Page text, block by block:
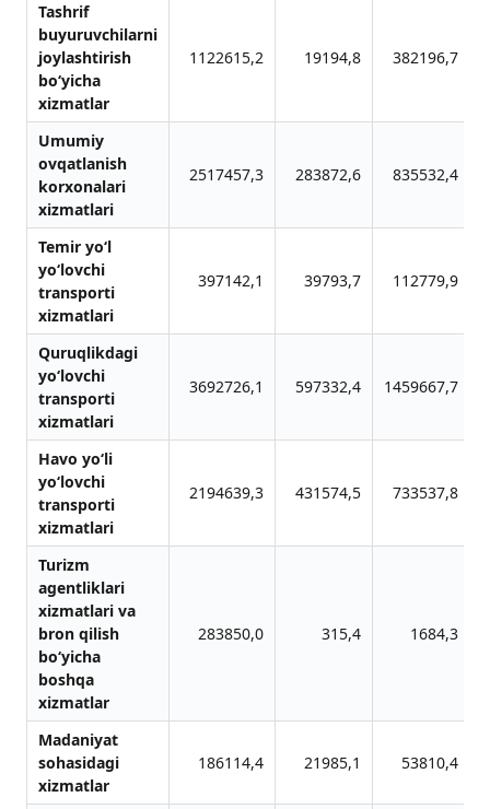
Tashrif
buyuruvchilarni
joylashtirish
bo‘yicha
xizmatlar
1122615,2 19194,8 382196,7
Umumiy
ovqatlanish
korxonalari
xizmatlari
2517457,3 283872,6 835532,4
Temir yo‘l
yo‘lovchi
transporti
xizmatlari
397142,1 39793,7 112779,9
Quruqlikdagi
yo‘lovchi
transporti
xizmatlari
3692726,1 597332,4 1459667,7
Havo yo‘li
yo‘lovchi
transporti
xizmatlari
2194639,3 431574,5 733537,8
Turizm
agentliklari
xizmatlari va
bron qilish
bo‘yicha
boshqa
xizmatlar
283850,0 315,4 1684,3
Madaniyat
sohasidagi
xizmatlar
186114,4 21985,1 53810,4